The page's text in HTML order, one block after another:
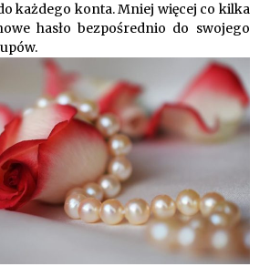
czy powietrzna pompa ciepła – co
do ogrzewania domu?
rok ago
każdego konta. Mniej więcej co kilka
hasło bezpośrednio do swojego